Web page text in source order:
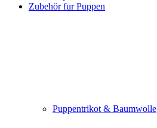
Zubehör fur Puppen
Puppentrikot & Baumwolle